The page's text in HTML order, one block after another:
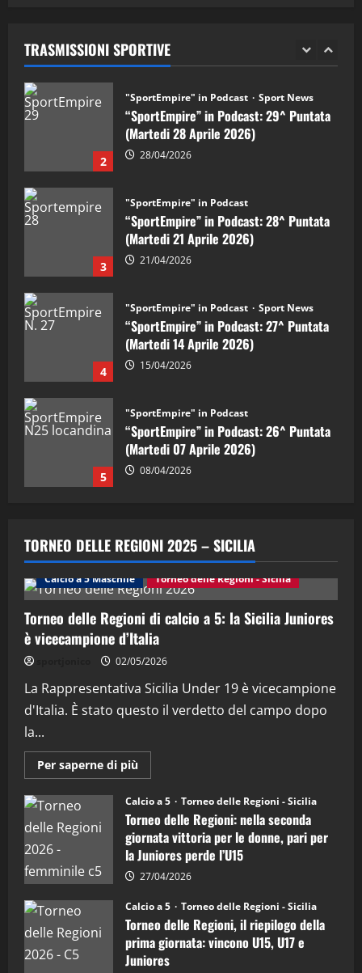
TRASMISSIONI SPORTIVE"SportEmpire" in Podcast Sport News
(Martedi 28 Aprile 2026)
28/04/2026
"SportEmpire" in Podcast
(Martedi 21 Aprile 2026)
21/04/2026
"SportEmpire" in Podcast
(Martedi 14 Aprile 2026)
15/04/2026
5
"SportEmpire" in Podcast
(Martedi 07 Aprile 2026)
08/04/2026
1
"SportEmpire" in Podcast
2
"SportEmpire" in Podcast Sport News
“SportEmpire” in Podcast: 29^ Puntata
(Martedi 28 Aprile 2026)
28/04/2026
3
"SportEmpire" in Podcast
“SportEmpire” in Podcast: 28^ Puntata
“SportEmpire” in Podcast: 27^ Puntata
(Martedi 14 Aprile 2026)
15/04/2026
“SportEmpire” in Podcast: 26^ Puntata
(Martedi 07 Aprile 2026)
08/04/2026
TORNEO DELLE REGIONI 2025 – SICILIA
Calcio a 5 Maschile Torneo delle Regioni - Sicilia
Torneo delle Regioni di calcio a 5: la Sicilia Juniores
è vicecampione d’Italia
02/05/2026
La Rappresentativa Sicilia Under 19 è vicecampione
d'Italia. È stato questo il verdetto del campo dopo
la...
Per saperne di più
informazioni
Torneo
delle
Regioni
di
calcio
a
5:
la
Juniores
è
vicecampione
d’Italia
Calcio a 5 Torneo delle Regioni - Sicilia
Torneo delle Regioni: nella seconda
giornata vittoria per le donne, pari per
la Juniores perde l’U15
27/04/2026
Calcio a 5 Torneo delle Regioni - Sicilia
Torneo delle Regioni, il riepilogo della
prima giornata: vincono U15, U17 e
Juniores